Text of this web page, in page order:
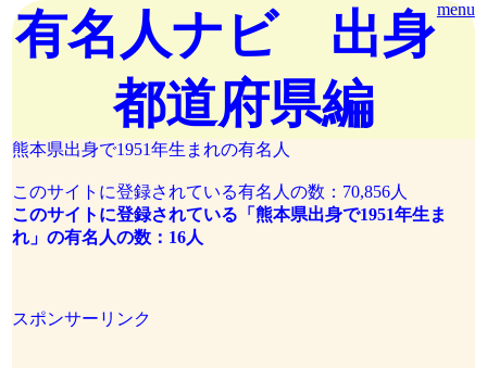
menu
有名人ナビ 出身
都道府県編
熊本県出身で1951年生まれの有名人
このサイトに登録されている有名人の数：70,856人
このサイトに登録されている「熊本県出身で1951年生ま
れ」の有名人の数：16人
スポンサーリンク